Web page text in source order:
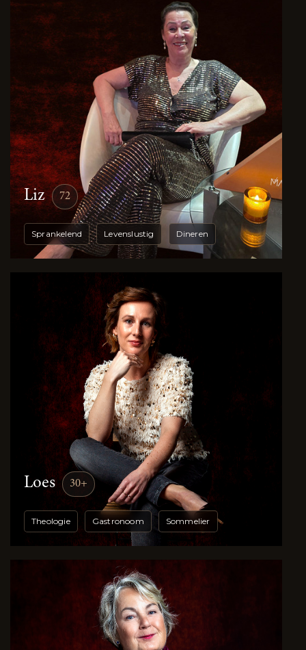
Liz 72
Sprankelend Levenslustig Dineren
Loes 30+
Theologie Gastronoom Sommelier